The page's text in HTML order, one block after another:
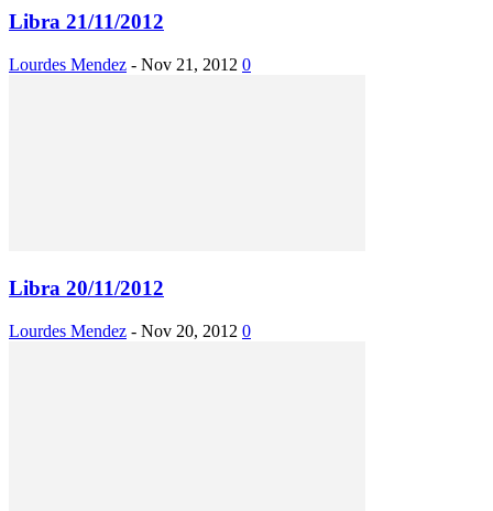
Libra 21/11/2012
Lourdes Mendez - Nov 21, 2012 0
Libra 20/11/2012
Lourdes Mendez - Nov 20, 2012 0